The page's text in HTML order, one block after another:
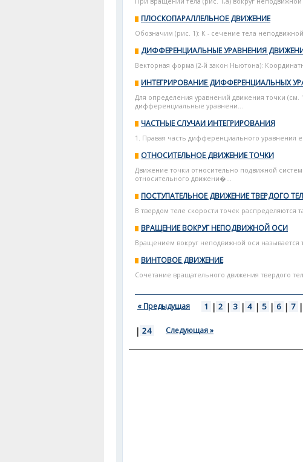
ПЛОСКОПАРАЛЛЕЛЬНОЕ ДВИЖЕНИЕ
Обозначим (рис. 1): К - сечение тела
ДИФФЕРЕНЦИАЛЬНЫЕ УРАВНЕНИЯ
Векторная форма (2-й закон Ньютона):
ИНТЕГРИРОВАНИЕ ДИФФЕРЕНЦИАЛЬНЫХ
Для определения уравнений движения точки
дифференциальные уравнени...
ЧАСТНЫЕ СЛУЧАИ ИНТЕГРИРОВАНИЯ
1. Правая часть дифференциального
ОТНОСИТЕЛЬНОЕ ДВИЖЕНИЕ ТОЧКИ
Движение точки относительно подвижной
относительного движени�...
ПОСТУПАТЕЛЬНОЕ ДВИЖЕНИЕ ТВЕРДОГО
В твердом теле скорости точек распределяются
ВРАЩЕНИЕ ВОКРУГ НЕПОДВИЖНОЙ ОСИ
Вращением вокруг неподвижной оси
ВИНТОВОЕ ДВИЖЕНИЕ
Сочетание вращательного движения твердого
« Предыдущая 1 | 2 | 3 | 4 | 5 | 6 | 7 |
| 24 Следующая »